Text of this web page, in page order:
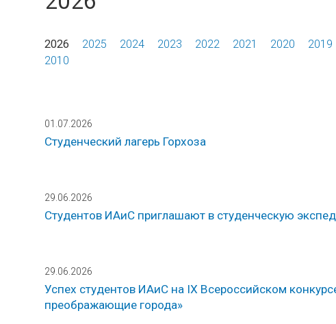
2026 2025 2024 2023 2022 2021 2020 2019
2010
01.07.2026
Студенческий лагерь Горхоза
29.06.2026
Студентов ИАиС приглашают в студенческую
29.06.2026
Успех студентов ИАиС на IX Всероссийском
преображающие города»